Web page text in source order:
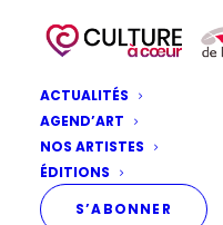
ACTUALITÉS
AGEND’ART
NOS ARTISTES
ÉDITIONS
S’ABONNER